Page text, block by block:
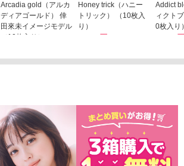
Arcadia gold（アルカ
ディアゴールド） 倖
田來未イメージモデル
（10枚入り）
Honey trick（ハニー
トリック） （10枚入
り）
1,760円
Addict
ィクト
0枚入り
1,760